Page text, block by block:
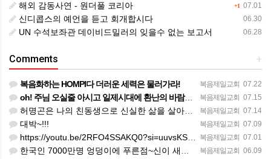
+1 07.01
해외 감동사연 - 원더풀 코리아
06.30
신디콥스의 예언을 듣고 회개합시다
06.28
UN 수석보좌관 데이비드밀러의 잊을수 없는 보고서
+
Comments
복음제일교회 07.22
복음화하는 HOMPI다 더러운 세력은 물러가라!
복음제일교회 07.15
oh! 주님 오실줄 아시고 일제시대에 환난의 바람을 불어 러시아의 한지역에서 중앙아시아로 89년 출애굽의 역…
복음제일교회 07.14
허명곤은 나의 친동생으로 신실한 삶을 살아가고 있다. 한 편의 노래가 대중화 하지 않았을지라도 독일인들의 소…
복음제일교회 07.09
대박~!!!
복음제일교회 07.01
https://youtu.be/2RFO4SSAKQ0?si=uuvsKScwWixxlzg8(김정호교수 보고)
복음제일교회 06.09
한국인 7000만명 엉덩이에 푸른점~신이 새겨준 화인(火印)을 새겨준 한국인의 엉덩이에 새겨진 화인이었다.